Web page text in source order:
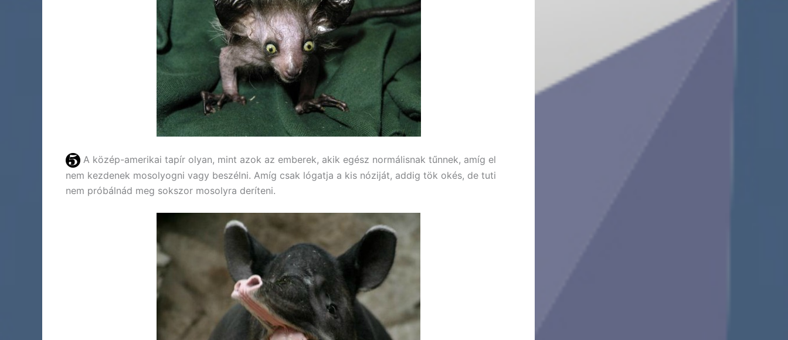
A közép-amerikai tapír olyan, mint azok az emberek, akik egész normálisnak tűnnek, amíg el
nem kezdenek mosolyogni vagy beszélni. Amíg csak lógatja a kis nóziját, addig tök okés, de tuti
nem próbálnád meg sokszor mosolyra deríteni.